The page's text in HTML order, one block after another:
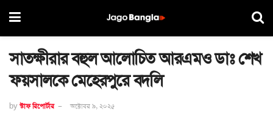
সাতক্ষীরার বহুল আলোচিত আরএমও ডাঃ শেখ
ফয়সালকে মেহেরপুরে বদলি
by স্টাফ রিপোর্টার অক্টোবর ৯, ২০২৫